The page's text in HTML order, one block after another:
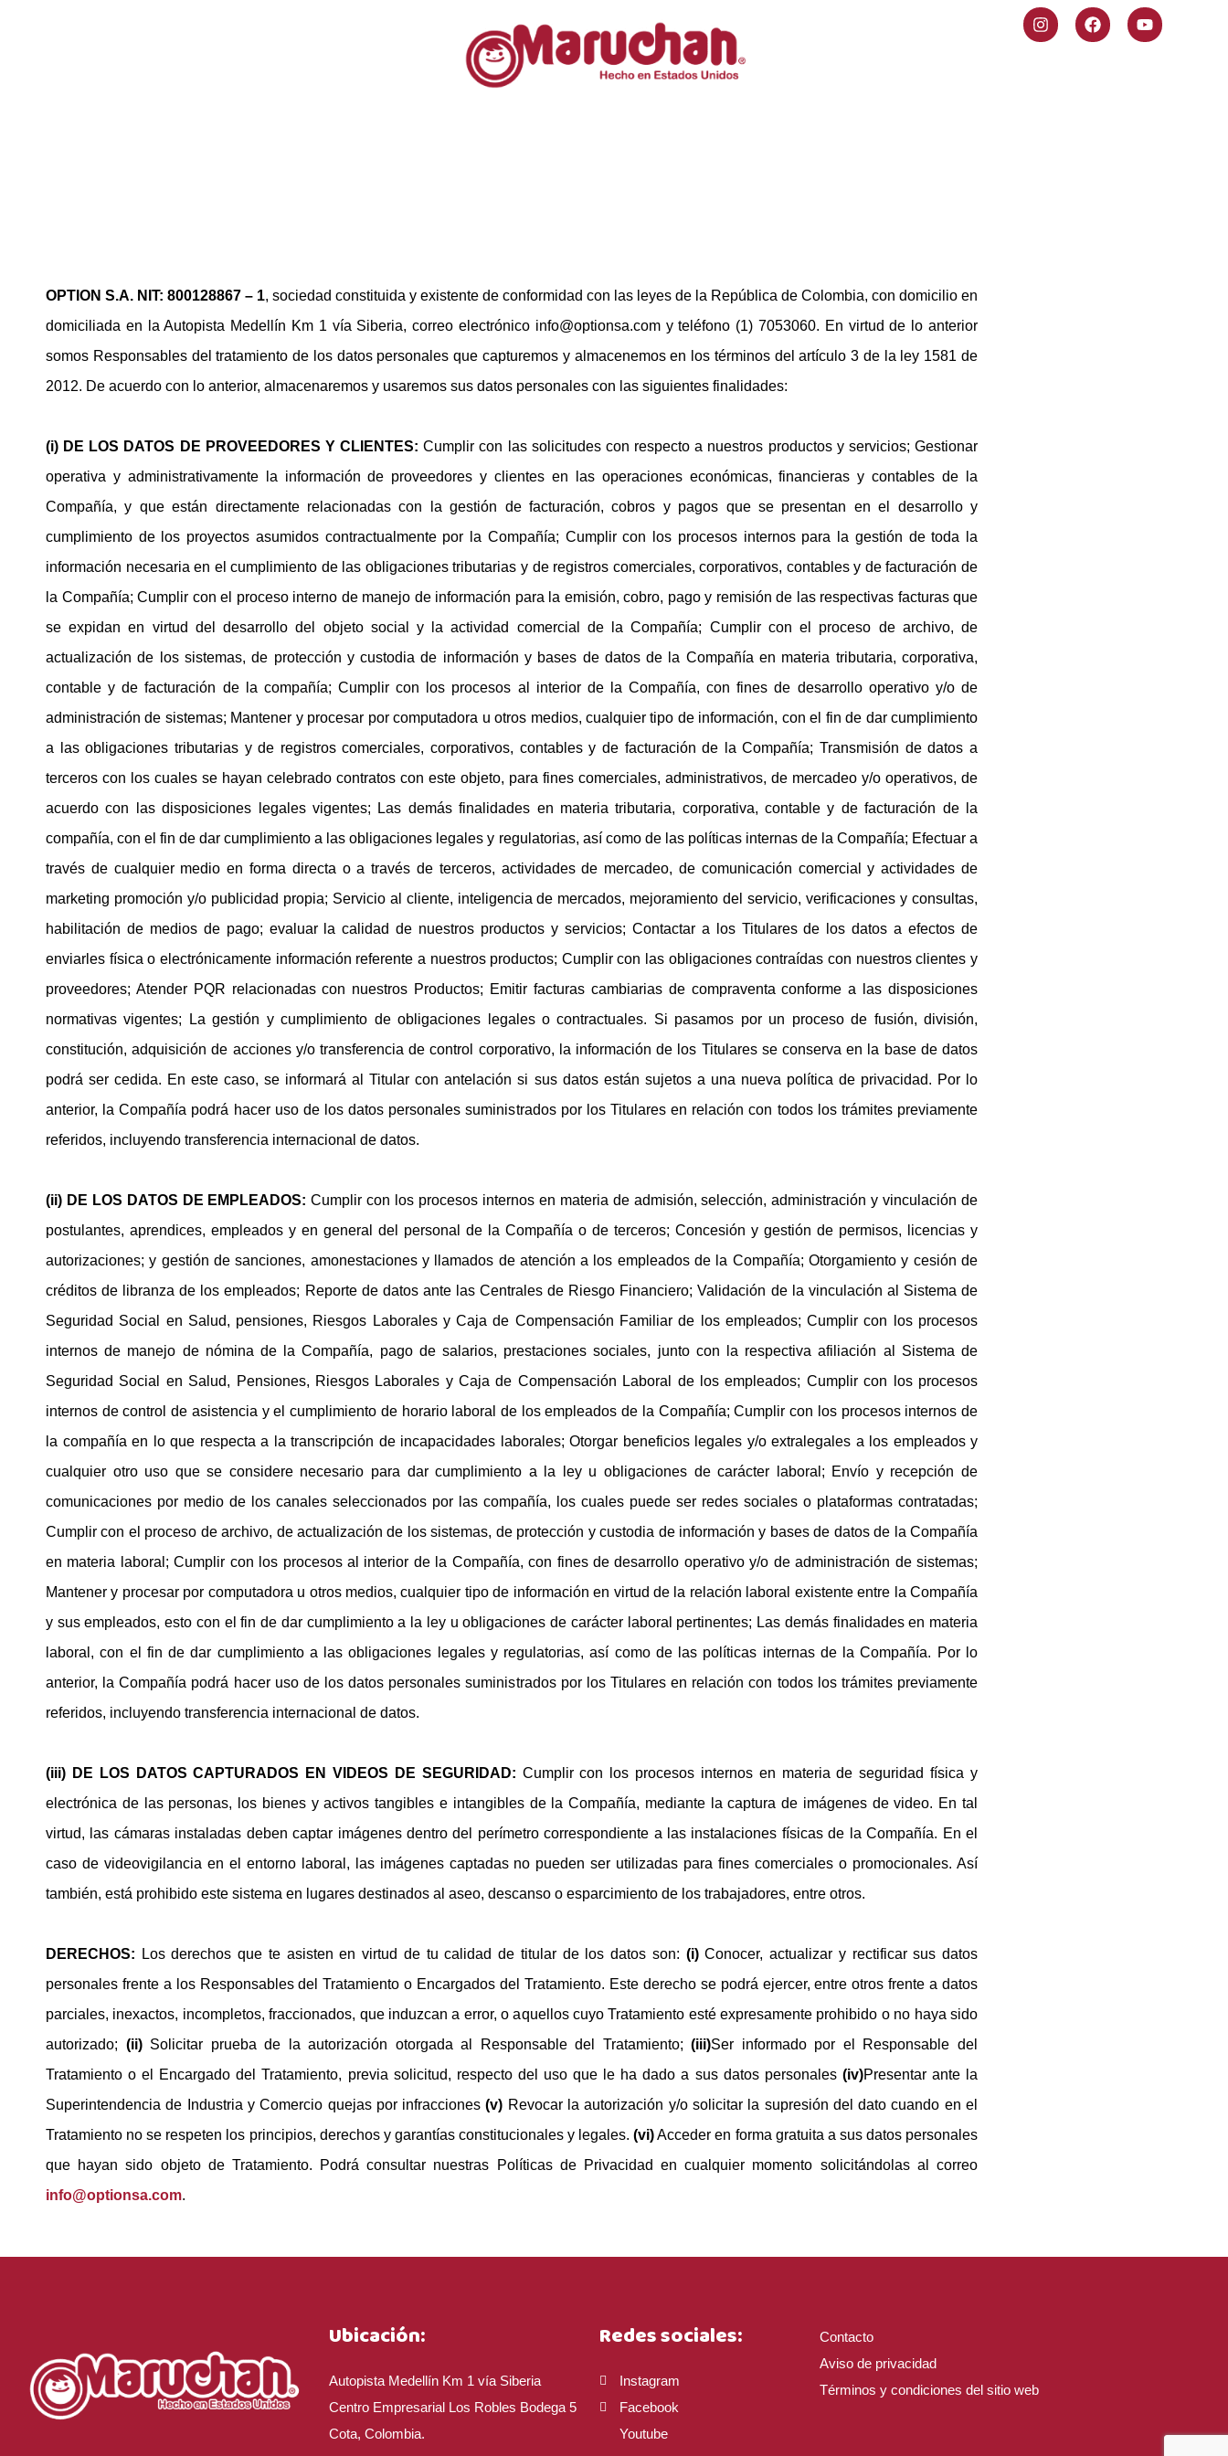
OPTION S.A. NIT: 800128867 – 1, sociedad constituida y existente de conformidad con las leyes de la República de Colombia, con domicilio en
domiciliada en la Autopista Medellín Km 1 vía Siberia, correo electrónico info@optionsa.com y teléfono (1) 7053060. En virtud de lo anterior
somos Responsables del tratamiento de los datos personales que capturemos y almacenemos en los términos del artículo 3 de la ley 1581 de
2012. De acuerdo con lo anterior, almacenaremos y usaremos sus datos personales con las siguientes finalidades:
(i) DE LOS DATOS DE PROVEEDORES Y CLIENTES: Cumplir con las solicitudes con respecto a nuestros productos y servicios; Gestionar
operativa y administrativamente la información de proveedores y clientes en las operaciones económicas, financieras y contables de la
Compañía, y que están directamente relacionadas con la gestión de facturación, cobros y pagos que se presentan en el desarrollo y
cumplimiento de los proyectos asumidos contractualmente por la Compañía; Cumplir con los procesos internos para la gestión de toda la
información necesaria en el cumplimiento de las obligaciones tributarias y de registros comerciales, corporativos, contables y de facturación de
la Compañía; Cumplir con el proceso interno de manejo de información para la emisión, cobro, pago y remisión de las respectivas facturas que
se expidan en virtud del desarrollo del objeto social y la actividad comercial de la Compañía; Cumplir con el proceso de archivo, de
actualización de los sistemas, de protección y custodia de información y bases de datos de la Compañía en materia tributaria, corporativa,
contable y de facturación de la compañía; Cumplir con los procesos al interior de la Compañía, con fines de desarrollo operativo y/o de
administración de sistemas; Mantener y procesar por computadora u otros medios, cualquier tipo de información, con el fin de dar cumplimiento
a las obligaciones tributarias y de registros comerciales, corporativos, contables y de facturación de la Compañía; Transmisión de datos a
terceros con los cuales se hayan celebrado contratos con este objeto, para fines comerciales, administrativos, de mercadeo y/o operativos, de
acuerdo con las disposiciones legales vigentes; Las demás finalidades en materia tributaria, corporativa, contable y de facturación de la
compañía, con el fin de dar cumplimiento a las obligaciones legales y regulatorias, así como de las políticas internas de la Compañía; Efectuar a
través de cualquier medio en forma directa o a través de terceros, actividades de mercadeo, de comunicación comercial y actividades de
marketing promoción y/o publicidad propia; Servicio al cliente, inteligencia de mercados, mejoramiento del servicio, verificaciones y consultas,
habilitación de medios de pago; evaluar la calidad de nuestros productos y servicios; Contactar a los Titulares de los datos a efectos de
enviarles física o electrónicamente información referente a nuestros productos; Cumplir con las obligaciones contraídas con nuestros clientes y
proveedores; Atender PQR relacionadas con nuestros Productos; Emitir facturas cambiarias de compraventa conforme a las disposiciones
normativas vigentes; La gestión y cumplimiento de obligaciones legales o contractuales. Si pasamos por un proceso de fusión, división,
constitución, adquisición de acciones y/o transferencia de control corporativo, la información de los Titulares se conserva en la base de datos
podrá ser cedida. En este caso, se informará al Titular con antelación si sus datos están sujetos a una nueva política de privacidad. Por lo
anterior, la Compañía podrá hacer uso de los datos personales suministrados por los Titulares en relación con todos los trámites previamente
referidos, incluyendo transferencia internacional de datos.
(ii) DE LOS DATOS DE EMPLEADOS: Cumplir con los procesos internos en materia de admisión, selección, administración y vinculación de
postulantes, aprendices, empleados y en general del personal de la Compañía o de terceros; Concesión y gestión de permisos, licencias y
autorizaciones; y gestión de sanciones, amonestaciones y llamados de atención a los empleados de la Compañía; Otorgamiento y cesión de
créditos de libranza de los empleados; Reporte de datos ante las Centrales de Riesgo Financiero; Validación de la vinculación al Sistema de
Seguridad Social en Salud, pensiones, Riesgos Laborales y Caja de Compensación Familiar de los empleados; Cumplir con los procesos
internos de manejo de nómina de la Compañía, pago de salarios, prestaciones sociales, junto con la respectiva afiliación al Sistema de
Seguridad Social en Salud, Pensiones, Riesgos Laborales y Caja de Compensación Laboral de los empleados; Cumplir con los procesos
internos de control de asistencia y el cumplimiento de horario laboral de los empleados de la Compañía; Cumplir con los procesos internos de
la compañía en lo que respecta a la transcripción de incapacidades laborales; Otorgar beneficios legales y/o extralegales a los empleados y
cualquier otro uso que se considere necesario para dar cumplimiento a la ley u obligaciones de carácter laboral; Envío y recepción de
comunicaciones por medio de los canales seleccionados por las compañía, los cuales puede ser redes sociales o plataformas contratadas;
Cumplir con el proceso de archivo, de actualización de los sistemas, de protección y custodia de información y bases de datos de la Compañía
en materia laboral; Cumplir con los procesos al interior de la Compañía, con fines de desarrollo operativo y/o de administración de sistemas;
Mantener y procesar por computadora u otros medios, cualquier tipo de información en virtud de la relación laboral existente entre la Compañía
y sus empleados, esto con el fin de dar cumplimiento a la ley u obligaciones de carácter laboral pertinentes; Las demás finalidades en materia
laboral, con el fin de dar cumplimiento a las obligaciones legales y regulatorias, así como de las políticas internas de la Compañía. Por lo
anterior, la Compañía podrá hacer uso de los datos personales suministrados por los Titulares en relación con todos los trámites previamente
referidos, incluyendo transferencia internacional de datos.
(iii) DE LOS DATOS CAPTURADOS EN VIDEOS DE SEGURIDAD: Cumplir con los procesos internos en materia de seguridad física y
electrónica de las personas, los bienes y activos tangibles e intangibles de la Compañía, mediante la captura de imágenes de video. En tal
virtud, las cámaras instaladas deben captar imágenes dentro del perímetro correspondiente a las instalaciones físicas de la Compañía. En el
caso de videovigilancia en el entorno laboral, las imágenes captadas no pueden ser utilizadas para fines comerciales o promocionales. Así
también, está prohibido este sistema en lugares destinados al aseo, descanso o esparcimiento de los trabajadores, entre otros.
DERECHOS: Los derechos que te asisten en virtud de tu calidad de titular de los datos son: (i)Conocer, actualizar y rectificar sus datos
personales frente a los Responsables del Tratamiento o Encargados del Tratamiento. Este derecho se podrá ejercer, entre otros frente a datos
parciales, inexactos, incompletos, fraccionados, que induzcan a error, o aquellos cuyo Tratamiento esté expresamente prohibido o no haya sido
autorizado; (ii)Solicitar prueba de la autorización otorgada al Responsable del Tratamiento;(iii)Ser informado por el Responsable del
Tratamiento o el Encargado del Tratamiento, previa solicitud, respecto del uso que le ha dado a sus datos personales (iv)Presentar ante la
Superintendencia de Industria y Comercio quejas por infracciones(v) Revocar la autorización y/o solicitar la supresión del dato cuando en el
Tratamiento no se respeten los principios, derechos y garantías constitucionales y legales.(vi)Acceder en forma gratuita a sus datos personales
que hayan sido objeto de Tratamiento. Podrá consultar nuestras Políticas de Privacidad en cualquier momento solicitándolas al correo
info@optionsa.com.
Ubicación:
Autopista Medellín Km 1 vía Siberia
Centro Empresarial Los Robles Bodega 5
Cota, Colombia.
Redes sociales:
Instagram
Facebook
Youtube
Contacto
Aviso de privacidad
Términos y condiciones del sitio web